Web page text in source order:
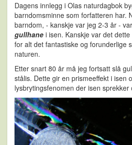
Dagens innlegg i Olas naturdagbok
barndomsminne som forfatteren har.
barndom, - kanskje var jeg 2-3 år -
gullhane i isen. Kanskje var det
for alt det fantastiske og forunderlige
naturen.
Etter snart 80 år må jeg fortsatt slå
stålis. Dette gir en prismeeffekt i isen
lysbrytingsfenomen der isen sprekker